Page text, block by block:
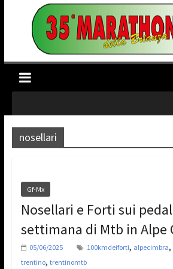
nosellari
Gf-Mx
Nosellari e Forti sui
settimana di Mtb in Alpe
05/06/2025 100kmdeiforti, alpecimbra,
trentino, trentinomtb